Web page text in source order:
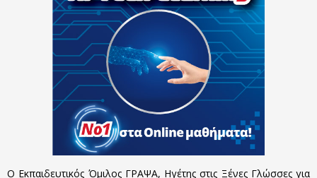
Ο Εκπαιδευτικός Όμιλος ΓΡΑΨΑ, Ηγέτης στις Ξένες Γλώσσες για